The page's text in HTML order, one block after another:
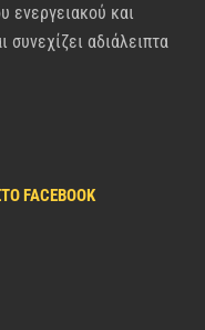
ενεργειακού και
συνεχίζει αδιάλειπτα
FACEBOOK